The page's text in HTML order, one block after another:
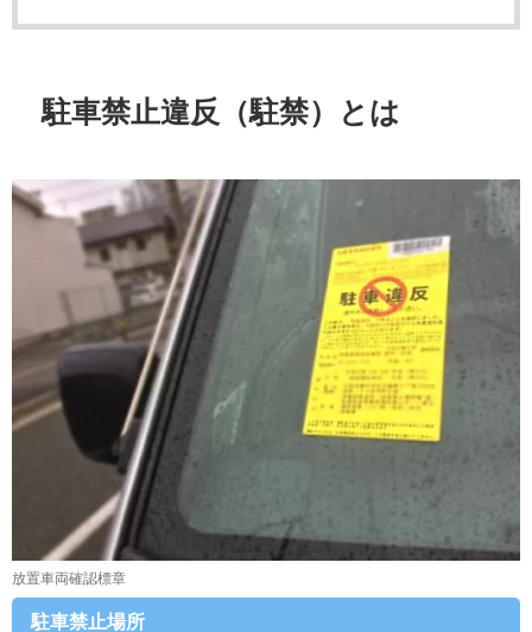
駐車禁止違反（駐禁）とは
放置車両確認標章
駐車禁止場所